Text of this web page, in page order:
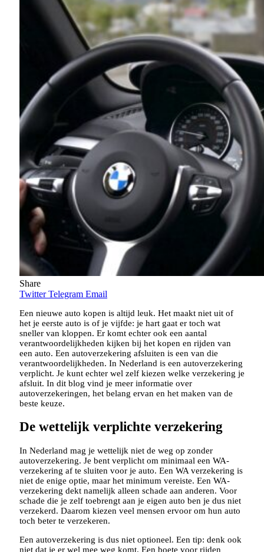
Share
Twitter Telegram Email
Een nieuwe auto kopen is altijd leuk. Het maakt niet uit of
het je eerste auto is of je vijfde: je hart gaat er toch wat
sneller van kloppen. Er komt echter ook een aantal
verantwoordelijkheden kijken bij het kopen en rijden van
een auto. Een autoverzekering afsluiten is een van die
verantwoordelijkheden. In Nederland is een autoverzekering
verplicht. Je kunt echter wel zelf kiezen welke verzekering je
afsluit. In dit blog vind je meer informatie over
autoverzekeringen, het belang ervan en het maken van de
beste keuze.
De wettelijk verplichte verzekering
In Nederland mag je wettelijk niet de weg op zonder
autoverzekering. Je bent verplicht om minimaal een WA-
verzekering af te sluiten voor je auto. Een WA verzekering is
niet de enige optie, maar het minimum vereiste. Een WA-
verzekering dekt namelijk alleen schade aan anderen. Voor
schade die je zelf toebrengt aan je eigen auto ben je dus niet
verzekerd. Daarom kiezen veel mensen ervoor om hun auto
toch beter te verzekeren.
Een autoverzekering is dus niet optioneel. Een tip: denk ook
niet dat je er wel mee weg komt. Een boete voor rijden